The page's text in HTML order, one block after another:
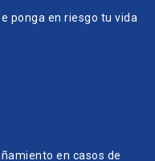
ponga en riesgo tu vida
en casos de